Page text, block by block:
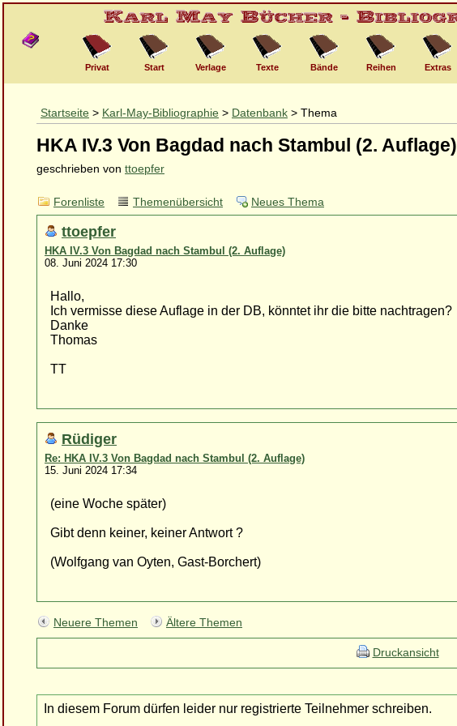
Privat Start Verlage Texte Bände Reihen Extras
Startseite > Karl-May-Bibliographie > Datenbank > Thema
HKA IV.3 Von Bagdad nach Stambul (2. Auflage)
geschrieben von ttoepfer
Forenliste Themenübersicht Neues Thema
ttoepfer
HKA IV.3 Von Bagdad nach Stambul (2. Auflage)
08. Juni 2024 17:30
Hallo,
Ich vermisse diese Auflage in der DB, könntet ihr die bitte nachtragen?
Danke
Thomas
TT
Rüdiger
Re: HKA IV.3 Von Bagdad nach Stambul (2. Auflage)
15. Juni 2024 17:34
(eine Woche später)
Gibt denn keiner, keiner Antwort ?
(Wolfgang van Oyten, Gast-Borchert)
Neuere Themen Ältere Themen
Druckansicht
In diesem Forum dürfen leider nur registrierte Teilnehmer schreiben.